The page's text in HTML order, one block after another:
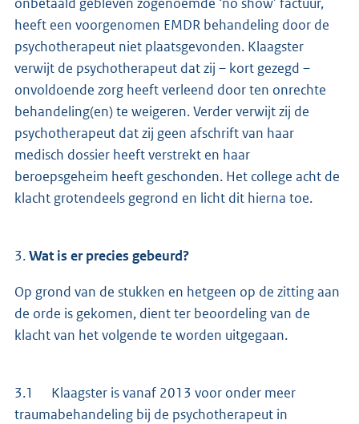
heeft een voorgenomen EMDR behandeling door de
psychotherapeut niet plaatsgevonden. Klaagster
verwijt de psychotherapeut dat zij – kort gezegd –
onvoldoende zorg heeft verleend door ten onrechte
behandeling(en) te weigeren. Verder verwijt zij de
psychotherapeut dat zij geen afschrift van haar
medisch dossier heeft verstrekt en haar
beroepsgeheim heeft geschonden. Het college acht de
klacht grotendeels gegrond en licht dit hierna toe.
3.Wat is er precies gebeurd?
Op grond van de stukken en hetgeen op de zitting aan
de orde is gekomen, dient ter beoordeling van de
klacht van het volgende te worden uitgegaan.
3.1 Klaagster is vanaf 2013 voor onder meer
traumabehandeling bij de psychotherapeut in